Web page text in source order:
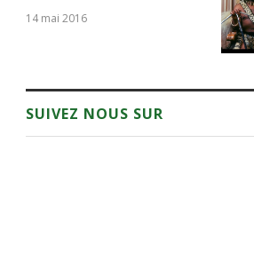
GENOCOST : la diaspora
14 mai 2016
SUIVEZ NOUS SUR